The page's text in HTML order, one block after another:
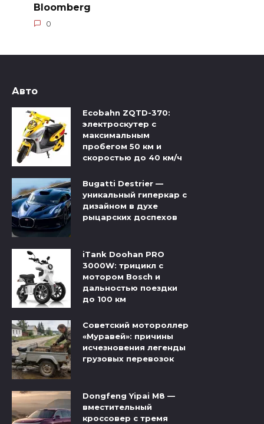
Bloomberg
0
Авто
Ecobahn ZQTD-370:
электроскутер с
максимальным
пробегом 50 км и
скоростью до 40 км/ч
Bugatti Destrier —
уникальный гиперкар с
дизайном в духе
рыцарских доспехов
iTank Doohan PRO
3000W: трицикл с
мотором Bosch и
дальностью поездки
до 100 км
Советский мотороллер
«Муравей»: причины
исчезновения легенды
грузовых перевозок
Dongfeng Yipai M8 —
вместительный
кроссовер с тремя